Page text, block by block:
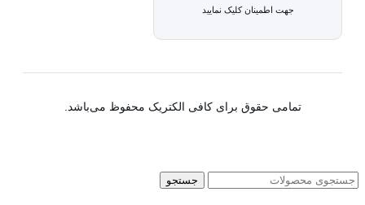
جهت اطمینان کلیک نمایید
تمامی حقوق برای کافی الکتریک محفوظ می‌باشد.
جستجو